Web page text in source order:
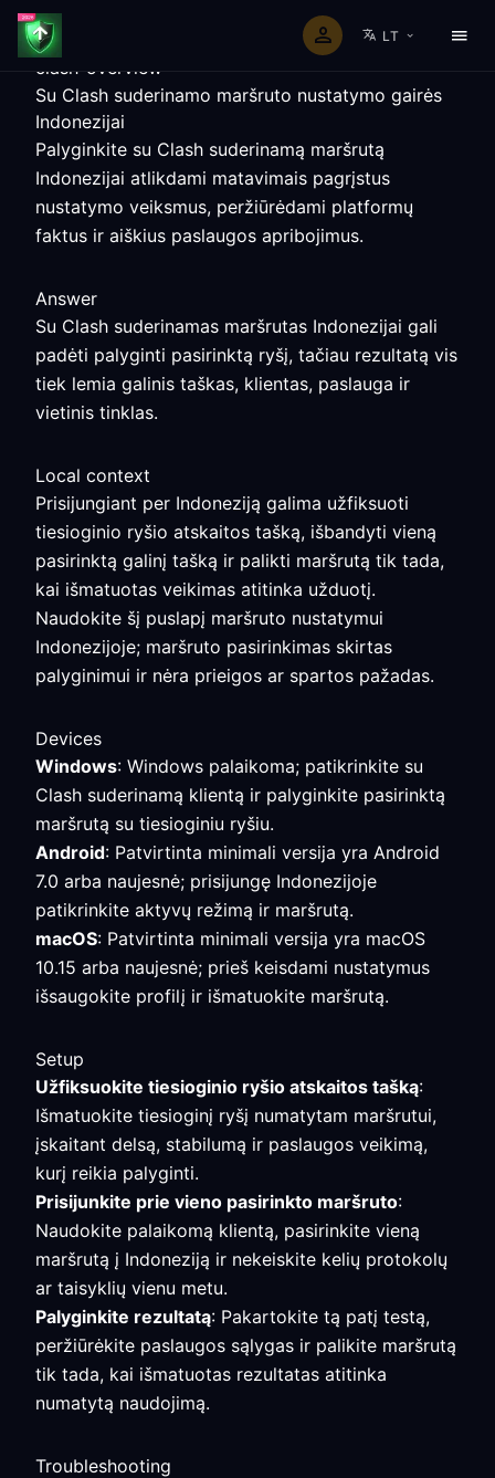
LT
clash-overview
Su Clash suderinamo maršruto nustatymo gairės
Indonezijai
Palyginkite su Clash suderinamą maršrutą
Indonezijai atlikdami matavimais pagrįstus
nustatymo veiksmus, peržiūrėdami platformų
faktus ir aiškius paslaugos apribojimus.
Answer
Su Clash suderinamas maršrutas Indonezijai gali
padėti palyginti pasirinktą ryšį, tačiau rezultatą vis
tiek lemia galinis taškas, klientas, paslauga ir
vietinis tinklas.
Local context
Prisijungiant per Indoneziją galima užfiksuoti
tiesioginio ryšio atskaitos tašką, išbandyti vieną
pasirinktą galinį tašką ir palikti maršrutą tik tada,
kai išmatuotas veikimas atitinka užduotį.
Naudokite šį puslapį maršruto nustatymui
Indonezijoje; maršruto pasirinkimas skirtas
palyginimui ir nėra prieigos ar spartos pažadas.
Devices
Windows: Windows palaikoma; patikrinkite su
Clash suderinamą klientą ir palyginkite pasirinktą
maršrutą su tiesioginiu ryšiu.
Android: Patvirtinta minimali versija yra Android
7.0 arba naujesnė; prisijungę Indonezijoje
patikrinkite aktyvų režimą ir maršrutą.
macOS: Patvirtinta minimali versija yra macOS
10.15 arba naujesnė; prieš keisdami nustatymus
išsaugokite profilį ir išmatuokite maršrutą.
Setup
Užfiksuokite tiesioginio ryšio atskaitos tašką:
Išmatuokite tiesioginį ryšį numatytam maršrutui,
įskaitant delsą, stabilumą ir paslaugos veikimą,
kurį reikia palyginti.
Prisijunkite prie vieno pasirinkto maršruto:
Naudokite palaikomą klientą, pasirinkite vieną
maršrutą į Indoneziją ir nekeiskite kelių protokolų
ar taisyklių vienu metu.
Palyginkite rezultatą: Pakartokite tą patį testą,
peržiūrėkite paslaugos sąlygas ir palikite maršrutą
tik tada, kai išmatuotas rezultatas atitinka
numatytą naudojimą.
Troubleshooting